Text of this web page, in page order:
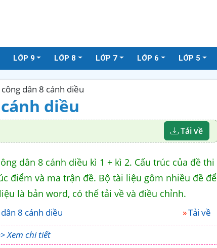
LỚP 9 LỚP 8 LỚP 7 LỚP 6 LỚP 5
dân 8 cánh diều
diều
Tải về
dân 8 cánh diều kì 1 + kì 2. Cấu trúc của đề thi
điểm và ma trận đề. Bộ tài liệu gôm nhiều đề để
là bản word, có thể tải về và điều chỉnh.
8 cánh diều
Tải về
Xem chi tiết